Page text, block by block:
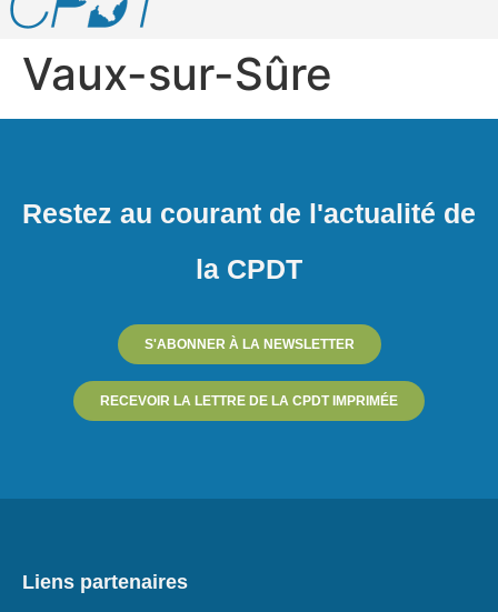
Vaux-sur-Sûre
Restez au courant de l'actualité de
la CPDT
S'ABONNER À LA NEWSLETTER
RECEVOIR LA LETTRE DE LA CPDT IMPRIMÉE
Liens partenaires